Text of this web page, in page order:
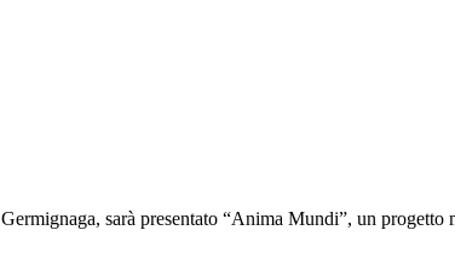
sarà presentato “Anima Mundi”, un